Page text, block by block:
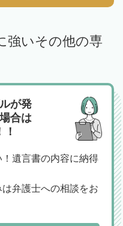
強いその他の専
が発
合は
遺言書の内容に納得
弁護士への相談をお